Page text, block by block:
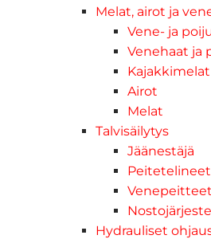
Melat, airot ja
Vene- ja
Venehaat ja
Kajakkimelat
Airot
Melat
Talvisäilytys
Jäänestäjä
Peitetelineet
Venepeitteet
Hydrauliset